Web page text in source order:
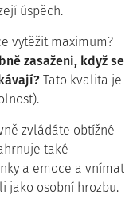
úspěch.
vytěžit maximum?
zasaženi, když se
Tato kvalita je
zvládáte obtížné
také
a emoce a vnímat
jako osobní hrozbu.